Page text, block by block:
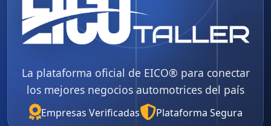
La plataforma oficial de EICO® para conectar
los mejores negocios automotrices del país
Empresas Verificadas Plataforma Segura